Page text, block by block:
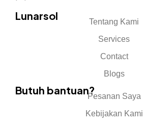
Lunarsol
Tentang Kami
Services
Contact
Blogs
Butuh bantuan?Pesanan Saya
Kebijakan Kami